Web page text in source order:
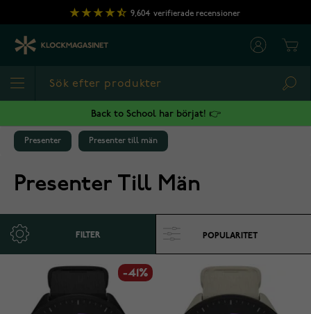
Hoppa till innehållet
9,604 verifierade recensioner
Back to School har börjat! 👉
Presenter Presenter till män
Presenter Till Män
FILTER
-41%